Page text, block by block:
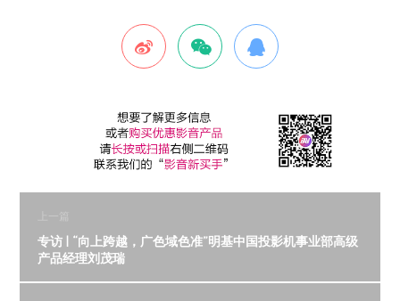
上一篇
专访 | “向上跨越，广色域色准”明基中国投影机事业部高级
产品经理刘茂瑞